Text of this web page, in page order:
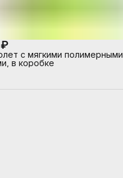
с мягкими полимерными
в коробке